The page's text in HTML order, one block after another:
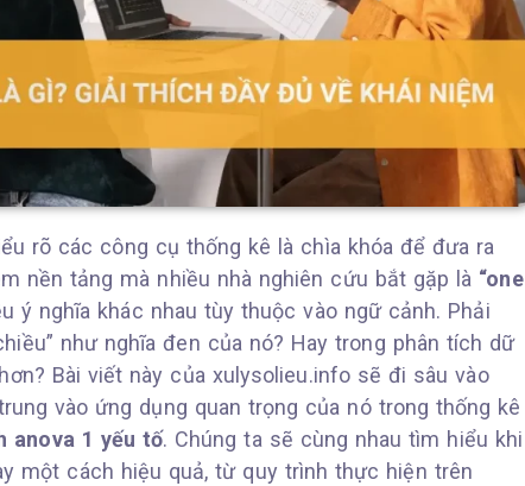
rõ các công cụ thống kê là chìa khóa để đưa ra
nền tảng mà nhiều nhà nghiên cứu bắt gặp là “one
ý nghĩa khác nhau tùy thuộc vào ngữ cảnh. Phải
như nghĩa đen của nó? Hay trong phân tích dữ
Bài viết này của xulysolieu.info sẽ đi sâu vào
vào ứng dụng quan trọng của nó trong thống kê
anova 1 yếu tố. Chúng ta sẽ cùng nhau tìm hiểu khi
một cách hiệu quả, từ quy trình thực hiện trên